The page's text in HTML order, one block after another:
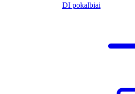
DI pokalbiai